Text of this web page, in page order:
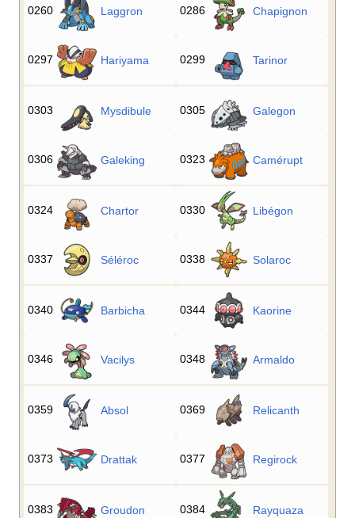
0260 Laggron 0286 Chapignon
0297 Hariyama 0299 Tarinor
0303 Mysdibule 0305 Galegon
0306 Galeking 0323 Camérupt
0324 Chartor 0330 Libégon
0337 Séléroc 0338 Solaroc
0340 Barbicha 0344 Kaorine
0346 Vacilys 0348 Armaldo
0359 Absol 0369 Relicanth
0373 Drattak 0377 Regirock
0383 Groudon 0384 Rayquaza